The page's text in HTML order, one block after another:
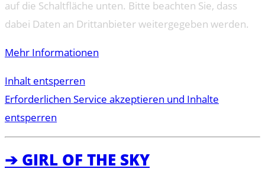
auf die Schaltfläche unten. Bitte beachten Sie, dass
dabei Daten an Drittanbieter weitergegeben werden.
Mehr Informationen
Inhalt entsperren
Erforderlichen Service akzeptieren und Inhalte
entsperren
➔ GIRL OF THE SKY